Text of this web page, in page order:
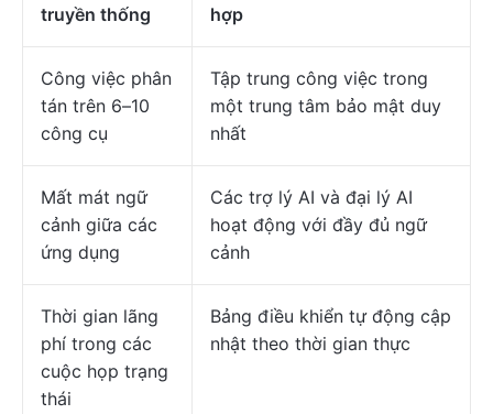
truyền thống
hợp
Công việc phân
tán trên 6–10
công cụ
Tập trung công việc trong
một trung tâm bảo mật duy
nhất
Mất mát ngữ
cảnh giữa các
ứng dụng
Các trợ lý AI và đại lý AI
hoạt động với đầy đủ ngữ
cảnh
Thời gian lãng
phí trong các
cuộc họp trạng
thái
Bảng điều khiển tự động cập
nhật theo thời gian thực